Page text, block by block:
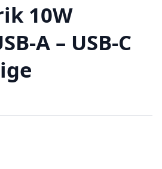
10W
A – USB-C